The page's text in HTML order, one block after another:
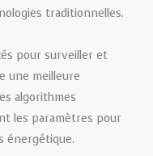
traditionnelles.
pour surveiller et
une meilleure
algorithmes
les paramètres pour
énergétique.